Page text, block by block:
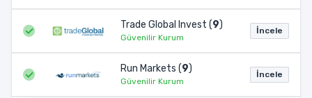
Trade Global Invest (9)
Güvenilir Kurum
İncele
Run Markets (9)
Güvenilir Kurum
İncele